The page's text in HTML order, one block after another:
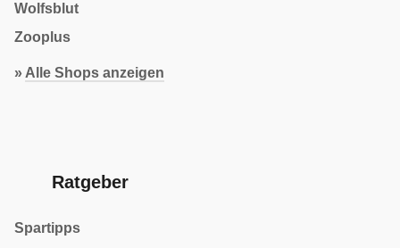
Wolfsblut
Zooplus
» Alle Shops anzeigen
Ratgeber
Spartipps